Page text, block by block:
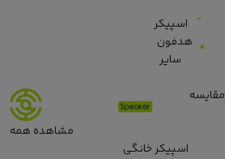
اسپیکر
هدفون
سایر
مقایسه
مشاهده همه
اسپیکر خانگی